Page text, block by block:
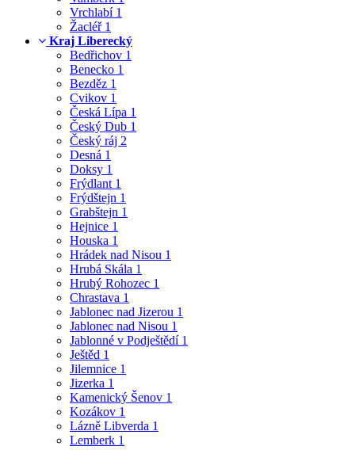
Vrchlabí 1
Žacléř 1
Kraj Liberecký
Bedřichov 1
Benecko 1
Bezděz 1
Cvikov 1
Česká Lípa 1
Český Dub 1
Český ráj 2
Desná 1
Doksy 1
Frýdlant 1
Frýdštejn 1
Grabštejn 1
Hejnice 1
Houska 1
Hrádek nad Nisou 1
Hrubá Skála 1
Hrubý Rohozec 1
Chrastava 1
Jablonec nad Jizerou 1
Jablonec nad Nisou 1
Jablonné v Podještědí 1
Ještěd 1
Jilemnice 1
Jizerka 1
Kamenický Šenov 1
Kozákov 1
Lázně Libverda 1
Lemberk 1